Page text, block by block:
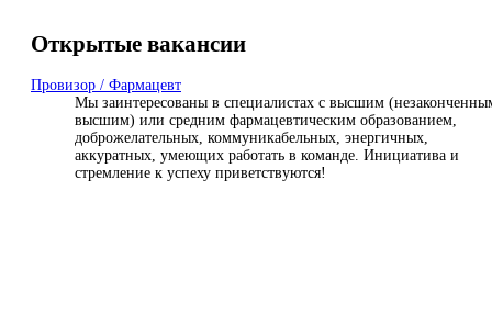
Открытые вакансии
Провизор / Фармацевт
Мы заинтересованы в специалистах с высшим
высшим) или средним фармацевтическим образованием,
доброжелательных, коммуникабельных, энергичных,
аккуратных, умеющих работать в команде. Инициатива и
стремление к успеху приветствуются!